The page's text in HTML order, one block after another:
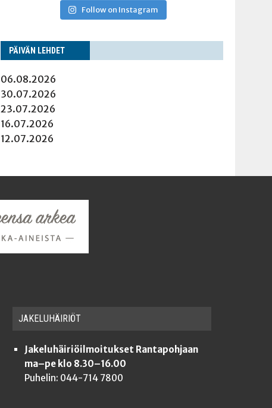
Follow on Instagram
PÄI­VÄN LEHDET
06.08.2026
30.07.2026
23.07.2026
16.07.2026
12.07.2026
JAKE­LU­HÄI­RIÖT
Jakeluhäiriöilmoitukset Rantapohjaan
ma–pe klo 8.30–16.00
Puhelin: 044-714 7800